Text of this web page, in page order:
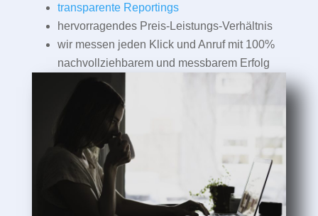
transparente Reportings
hervorragendes Preis-Leistungs-Verhältnis
wir messen jeden Klick und Anruf mit 100%
nachvollziehbarem und messbarem Erfolg